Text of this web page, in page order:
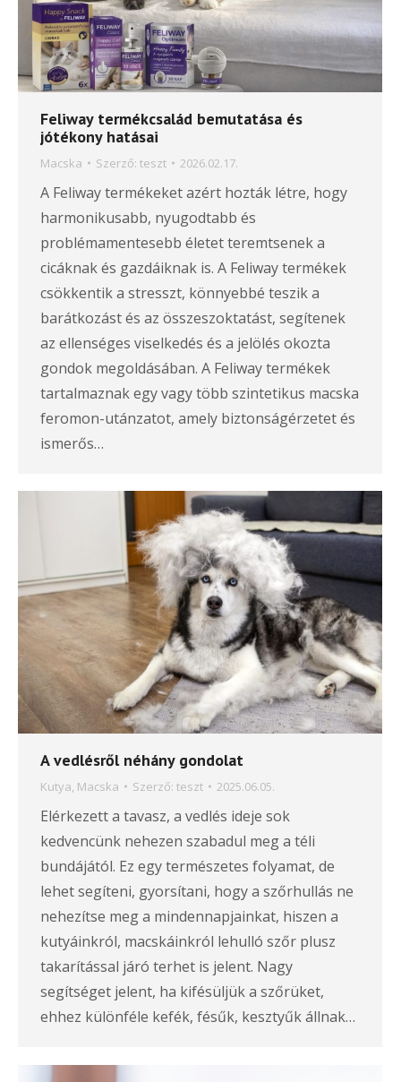
Feliway termékcsalád bemutatása és
jótékony hatásai
Macska Szerző: teszt 2026.02.17.
A Feliway termékeket azért hozták létre, hogy
harmonikusabb, nyugodtabb és
problémamentesebb életet teremtsenek a
cicáknak és gazdáiknak is. A Feliway termékek
csökkentik a stresszt, könnyebbé teszik a
barátkozást és az összeszoktatást, segítenek
az ellenséges viselkedés és a jelölés okozta
gondok megoldásában. A Feliway termékek
tartalmaznak egy vagy több szintetikus macska
feromon-utánzatot, amely biztonságérzetet és
ismerős…
A vedlésről néhány gondolat
Kutya, Macska Szerző: teszt 2025.06.05.
Elérkezett a tavasz, a vedlés ideje sok
kedvencünk nehezen szabadul meg a téli
bundájától. Ez egy természetes folyamat, de
lehet segíteni, gyorsítani, hogy a szőrhullás ne
nehezítse meg a mindennapjainkat, hiszen a
kutyáinkról, macskáinkról lehulló szőr plusz
takarítással járó terhet is jelent. Nagy
segítséget jelent, ha kifésüljük a szőrüket,
ehhez különféle kefék, fésűk, kesztyűk állnak…